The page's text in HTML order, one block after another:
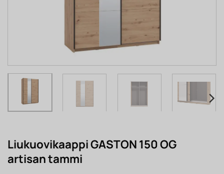
Liukuovikaappi GASTON 150 OG
artisan tammi